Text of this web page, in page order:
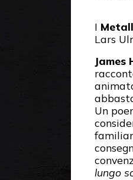
I
Lars
James
Un
lungo